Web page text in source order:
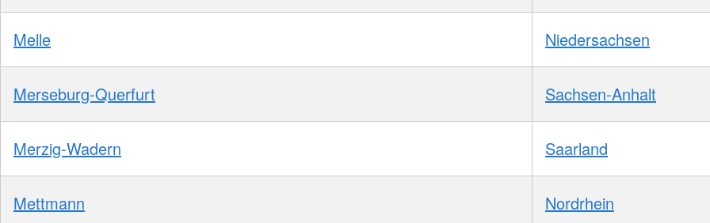
Melle Niedersachsen
Merseburg-Querfurt Sachsen-Anhalt
Merzig-Wadern Saarland
Mettmann Nordrhein